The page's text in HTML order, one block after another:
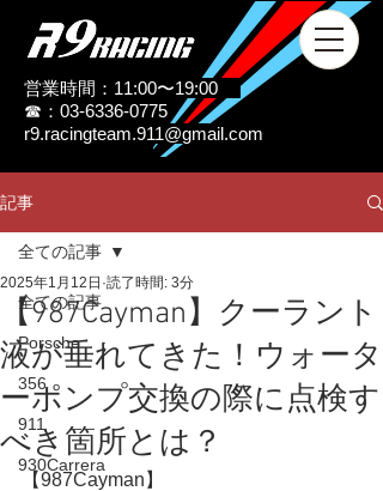
営業時間：11:00〜19:00
☎：03-6336-0775
r9.racingteam.911@gmail.com
記事
全ての記事
Porsche
356
911
930Carrera
全ての記事
【987Cayman】クーラント
液が垂れてきた！ウォータ
ーポンプ交換の際に点検す
べき箇所とは？
2025年1月12日 読了時間: 3分
【987Cayman】